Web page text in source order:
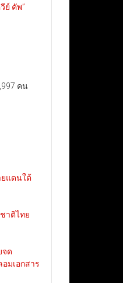
ย์ คัพ”
คน
แดนใต้
าติไทย
จด
มเอกสาร